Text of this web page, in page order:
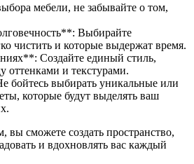
мебели, не забывайте о том,
Выбирайте
чистить и которые выдержат время.
Создайте единый стиль,
оттенками и текстурами.
выбирать уникальные или
которые будут выделять ваш
сможете создать пространство,
и вдохновлять вас каждый